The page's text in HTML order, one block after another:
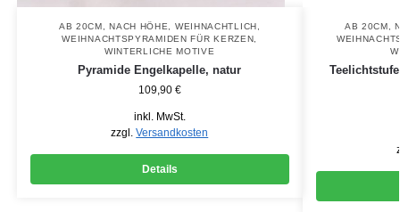
AB 20CM ,NACH HÖHE WEIHNACHTLICH
WEIHNACHTSPYRAMIDEN FÜR KERZEN
WINTERLICHE MOTIVE
Pyramide Engelkapelle, natur
109,90 €
inkl. MwSt.
zzgl.Versandkosten
Details
AB 20CM ,